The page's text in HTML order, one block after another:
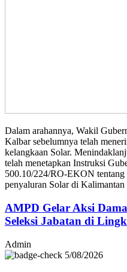
Dalam arahannya, Wakil
Kalbar sebelumnya telah
kelangkaan Solar.
telah menetapkan Instruksi
500.10/224/RO-EKON tentang
penyaluran Solar di Kalimantan
AMPD Gelar Aksi
Seleksi Jabatan di
Admin
5/08/2026